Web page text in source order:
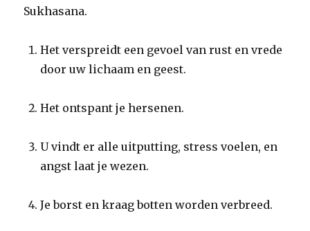
Sukhasana.
Het verspreidt een gevoel van rust en vrede
door uw lichaam en geest.
Het ontspant je hersenen.
U vindt er alle uitputting, stress voelen, en
angst laat je wezen.
Je borst en kraag botten worden verbreed.